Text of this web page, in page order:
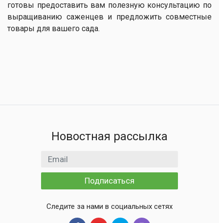
готовы предоставить вам полезную консультацию по
выращиванию саженцев и предложить совместные
товары для вашего сада.
Новостная рассылка
Email адрес
Подписаться
Следите за нами в социальных сетях